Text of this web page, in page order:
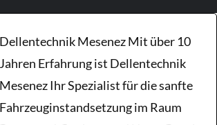
Dellentechnik Mesenez Mit über 10
Jahren Erfahrung ist Dellentechnik
Mesenez Ihr Spezialist für die sanfte
Fahrzeuginstandsetzung im Raum